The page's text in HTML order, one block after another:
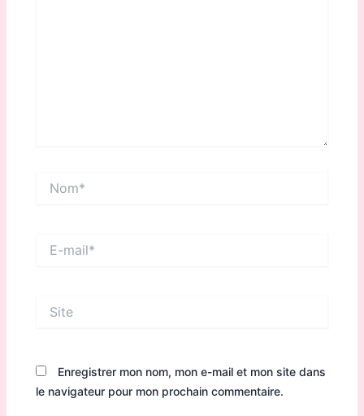
mail*
Enregistrer mon nom, mon e-mail et mon site dans
le navigateur pour mon prochain commentaire.